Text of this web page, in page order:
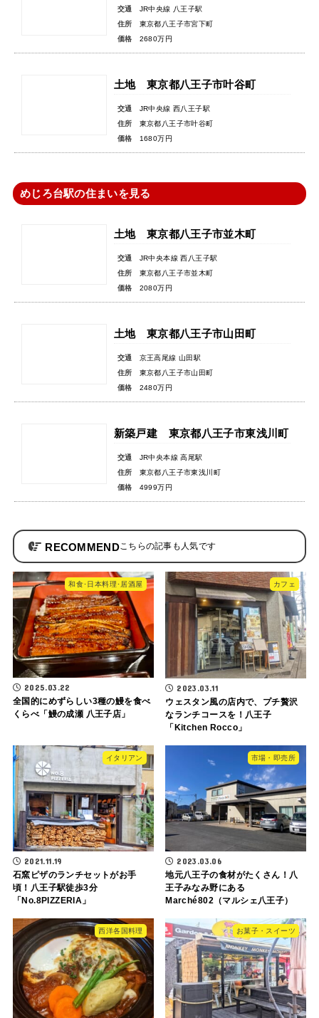
交通
JR中央線 八王子駅
住所
東京都八王子市宮下町
価格
2680万円
土地 東京都八王子市叶谷町
交通
JR中央線 西八王子駅
住所
東京都八王子市叶谷町
価格
1680万円
めじろ台駅の住まいを見る
土地 東京都八王子市並木町
交通
JR中央本線 西八王子駅
住所
東京都八王子市並木町
価格
2080万円
土地 東京都八王子市山田町
交通
京王高尾線 山田駅
住所
東京都八王子市山田町
価格
2480万円
新築戸建 東京都八王子市東浅川町
交通
JR中央本線 高尾駅
住所
東京都八王子市東浅川町
価格
4999万円
RECOMMEND
和食･日本料理･居酒屋
2025.03.22
全国的にめずらしい3種の鰻を食べ
くらべ「鰻の成瀬 八王子店」
カフェ
2023.03.11
ウェスタン風の店内で、プチ贅沢
なランチコースを！八王子
「Kitchen Rocco」
イタリアン
2021.11.19
石窯ピザのランチセットがお手
頃！八王子駅徒歩3分
「No.8PIZZERIA」
市場・即売所
2023.03.06
地元八王子の食材がたくさん！八
王子みなみ野にある
Marché802（マルシェ八王子）
西洋各国料理 お菓子・スイーツ